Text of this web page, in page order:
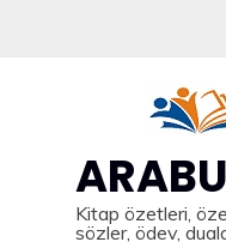
Kitap özetleri,
sözler, ödev,